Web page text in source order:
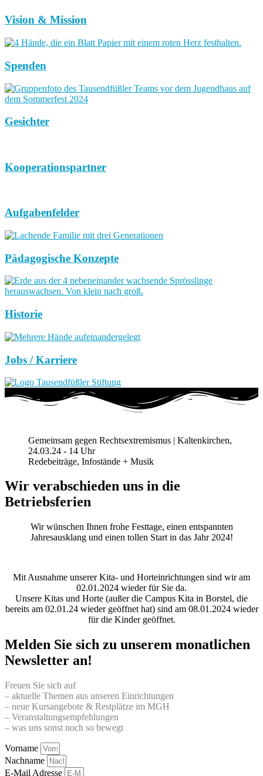
Vision & Mission
Spenden
Gesichter
Kooperationspartner
Aufgabenfelder
Pädagogische Konzepte
Historie
Jobs / Karriere
Gemeinsam gegen Rechtsextremismus | Kaltenkirchen,
24.03.24 - 14 Uhr
Redebeiträge, Infostände + Musik
Wir verabschieden uns in die
Betriebsferien
Wir wünschen Ihnen frohe Festtage, einen entspannten
Jahresausklang und einen tollen Start in das Jahr 2024!
Mit Ausnahme unserer Kita- und Horteinrichtungen sind wir am
02.01.2024 wieder für Sie da.
Unsere Kitas und Horte (außer die Campus Kita in Borstel, die
bereits am 02.01.24 wieder geöffnet hat) sind am 08.01.2024 wieder
für die Kinder geöffnet.
Melden Sie sich zu unserem monatlichen
Newsletter an!
Freuen Sie sich auf
– aktuelle Themen aus unseren Einrichtungen
– neue Kursangebote & Restplätze im MGH
– Veranstaltungsempfehlungen
– was uns sonst noch so bewegt
Vorname
Nachname
E-Mail Adresse